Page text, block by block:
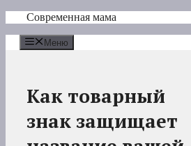
Перейти
содержимому
Современная мама
Меню
Как товарный
знак защищает